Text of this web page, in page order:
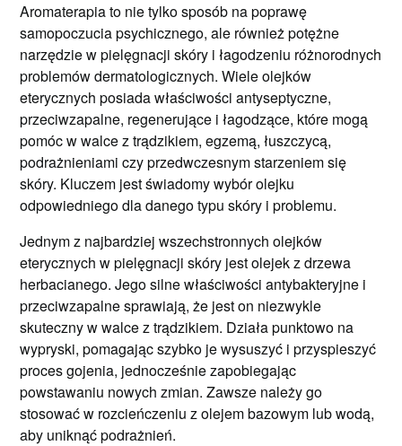
Aromaterapia to nie tylko sposób na poprawę
samopoczucia psychicznego, ale również potężne
narzędzie w pielęgnacji skóry i łagodzeniu różnorodnych
problemów dermatologicznych. Wiele olejków
eterycznych posiada właściwości antyseptyczne,
przeciwzapalne, regenerujące i łagodzące, które mogą
pomóc w walce z trądzikiem, egzemą, łuszczycą,
podrażnieniami czy przedwczesnym starzeniem się
skóry. Kluczem jest świadomy wybór olejku
odpowiedniego dla danego typu skóry i problemu.
Jednym z najbardziej wszechstronnych olejków
eterycznych w pielęgnacji skóry jest olejek z drzewa
herbacianego. Jego silne właściwości antybakteryjne i
przeciwzapalne sprawiają, że jest on niezwykle
skuteczny w walce z trądzikiem. Działa punktowo na
wypryski, pomagając szybko je wysuszyć i przyspieszyć
proces gojenia, jednocześnie zapobiegając
powstawaniu nowych zmian. Zawsze należy go
stosować w rozcieńczeniu z olejem bazowym lub wodą,
aby uniknąć podrażnień.